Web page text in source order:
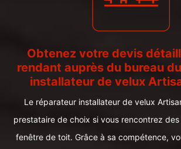
Obtenez votre devis
rendant auprès du bureau
installateur de velux
Le réparateur installateur de velux
prestataire de choix si vous rencontrez
fenêtre de toit. Grâce à sa compétence,